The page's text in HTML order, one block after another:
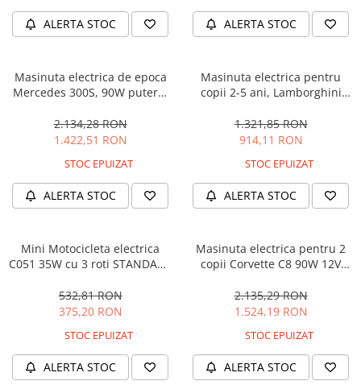
ALERTA STOC ALERTA STOC
Masinuta electrica de epoca
Mercedes 300S, 90W putere,
2.134,28 RON
1.422,51 RON
STOC EPUIZAT
ALERTA STOC
Masinuta electrica pentru
copii 2-5 ani, Lamborghini
12V, galbena
1.321,85 RON
914,11 RON
STOC EPUIZAT
ALERTA STOC
Mini Motocicleta electrica
C051 35W cu 3 roti STANDARD
532,81 RON
375,20 RON
STOC EPUIZAT
ALERTA STOC
Masinuta electrica pentru 2
copii Corvette C8 90W 12V
2.135,29 RON
1.524,19 RON
STOC EPUIZAT
ALERTA STOC